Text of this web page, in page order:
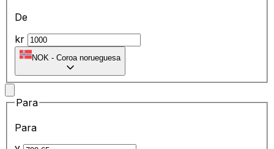
De
kr
NOK - Coroa norueguesa
Para
Para